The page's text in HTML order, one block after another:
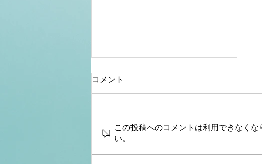
【JCUインサイト】
コメント
この投稿へのコメントは利用できなく
い。